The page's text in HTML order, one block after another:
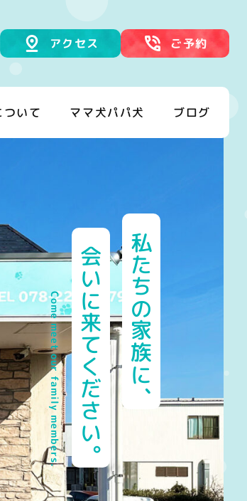
いて ママ犬パパ犬 ブログ
アクセス ご予約
私たちの家族に、
会いに来てください。
Come meet our family members.